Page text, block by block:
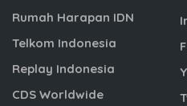
Rumah Harapan IDN
Telkom Indonesia
Replay Indonesia
CDS Worldwide